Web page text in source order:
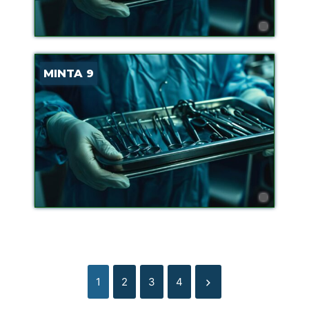
MINTA 9
1 2 3 4